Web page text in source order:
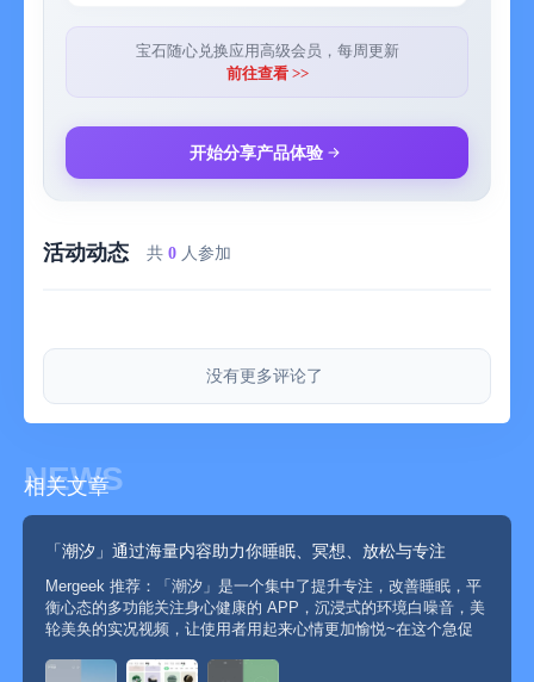
文化与艺术：姑苏团扇、夜游者、菩提树下、武夷山炒茶、春日
牡丹亭、我们为什么要睡觉、和平饭店、流萤、卧船听雨眠...
旅、树屋、时空洞穴、一棵杉树...
以自然、艺术和旅行为灵感，搭配影视级声音制作，为你呈现声
音慢剧场，滋养忙碌一天后的疲惫心灵
◎ 睡眠监测、梦话鼾声记录与分析
晚睡眠。
◎ 睡眠报告、睡眠评分与智能分析
记录你的整晚睡眠，生成直观清晰的睡眠报告与睡眠评分。深
常与低氧风险，守护深度睡眠。同时支持识别回笼觉和午睡小
憩，让白天补觉也有科学参考。
◎ 自然轻柔的唤醒体验
眠时，通过不同主题的自然场景将你唤醒，从此告别痛苦绝望的
闹钟体验，让你每一天从全球不同的城市、自然和景观之中慢慢
时的天气状况，播放对应的定制天气主题铃声将你唤醒。
宝石随心兑换应用高级会员，每周更新
前往查看 >>
开始分享产品体验
活动动态 共 0 人参加
没有更多评论了
NEWS
相关文章
「潮汐」通过海量内容助力你睡眠、冥想、放松与专注
Mergeek 推荐：「潮汐」是一个集中了提升专注，改善睡眠，平
衡心态的多功能关注身心健康的 APP，沉浸式的环境白噪音，美
轮美奂的实况视频，让使用者用起来心情更加愉悦~在这个急促
就能把世界治愈之声装进口袋！潮汐冥想练习 / 提升专注 / ...